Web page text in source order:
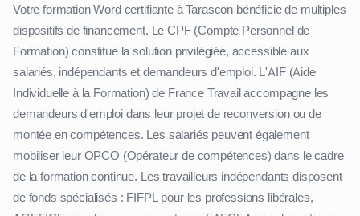
Votre formation Word certifiante à Tarascon bénéficie de multiples
dispositifs de financement. Le CPF (Compte Personnel de
Formation) constitue la solution privilégiée, accessible aux
salariés, indépendants et demandeurs d'emploi. L'AIF (Aide
Individuelle à la Formation) de France Travail accompagne les
demandeurs d'emploi dans leur projet de reconversion ou de
montée en compétences. Les salariés peuvent également
mobiliser leur OPCO (Opérateur de compétences) dans le cadre
de la formation continue. Les travailleurs indépendants disposent
de fonds spécialisés : FIFPL pour les professions libérales,